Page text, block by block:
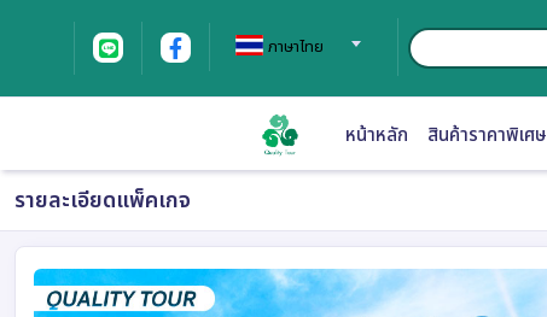
ภาษาไทย
หน้าหลัก สินค้าราคาพิเศษ
รายละเอียดแพ็คเกจ